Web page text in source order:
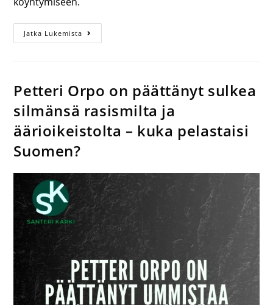
Jatka Lukemista
Petteri Orpo on päättänyt sulkea
silmänsä rasismilta ja
äärioikeistolta – kuka pelastaisi
Suomen?